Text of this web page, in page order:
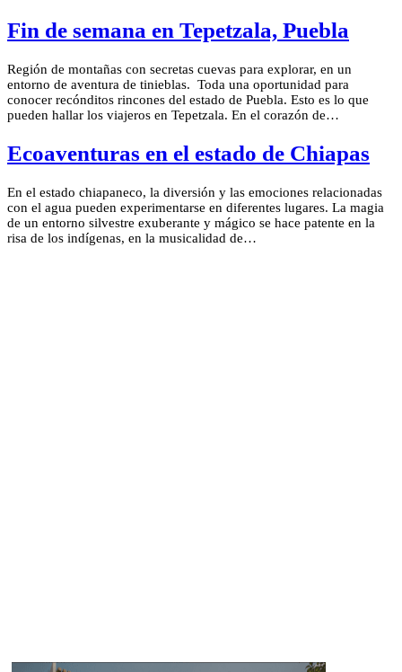
Fin de semana en Tepetzala, Puebla
Región de montañas con secretas cuevas para explorar, en un
entorno de aventura de tinieblas. Toda una oportunidad para
conocer recónditos rincones del estado de Puebla. Esto es lo que
pueden hallar los viajeros en Tepetzala. En el corazón de…
Ecoaventuras en el estado de Chiapas
En el estado chiapaneco, la diversión y las emociones relacionadas
con el agua pueden experimentarse en diferentes lugares. La magia
de un entorno silvestre exuberante y mágico se hace patente en la
risa de los indígenas, en la musicalidad de…